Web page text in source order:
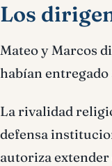
Los
Mateo y Marcos
habían entregado
La rivalidad
defensa
autoriza